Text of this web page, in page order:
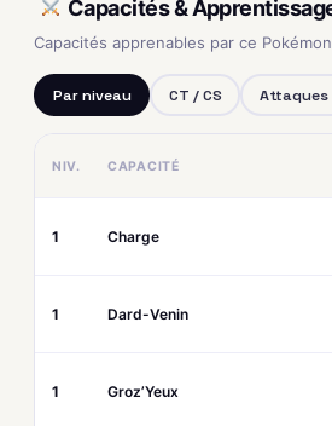
Capacités &
Capacités apprenables par ce
Par niveau CT / CS
NIV. CAPACITÉ
1 Charge
1 Dard-Venin
1 Groz’Yeux